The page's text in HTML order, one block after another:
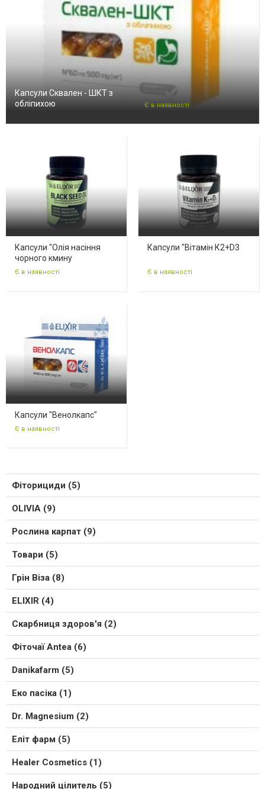
Капсули Сквален - ШКТ з
обліпихою
Є в наявності
Капсули "Олія насіння
чорного кмину
Є в наявності
Капсули "Вітамін К2+D3
Є в наявності
Капсули "Венолкапс"
Є в наявності
Фіторициди (5)
OLIVIA (9)
Рослина карпат (9)
Товари (5)
Грін Віза (8)
ELIXIR (4)
Скарбниця здоров'я (2)
Фіточаї Antea (6)
Danikafarm (5)
Еко пасіка (1)
Dr. Magnesium (2)
Еліт фарм (5)
Healer Cosmetics (1)
Народний цілитель (5)